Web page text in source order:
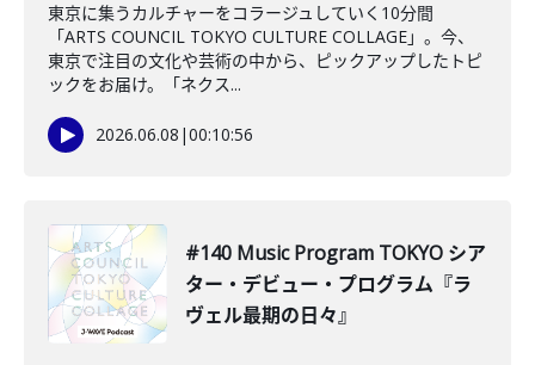
東京に集うカルチャーをコラージュしていく10分間
「ARTS COUNCIL TOKYO CULTURE COLLAGE」。今、
東京で注目の文化や芸術の中から、ピックアップしたトピ
ックをお届け。「ネクス...
2026.06.08 |00:10:56
#140 Music Program TOKYO シア
ター・デビュー・プログラム『ラ
ヴェル最期の日々』